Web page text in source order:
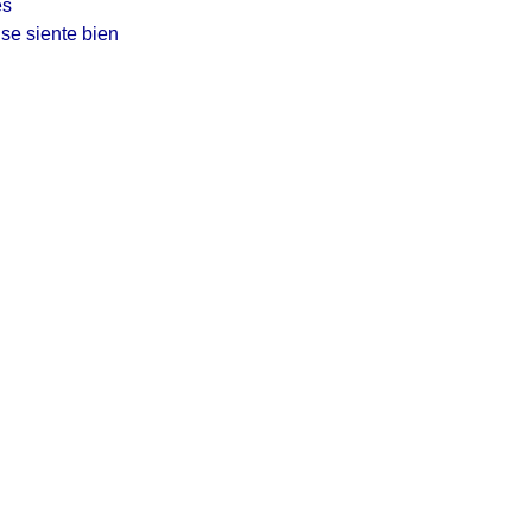
siente bien